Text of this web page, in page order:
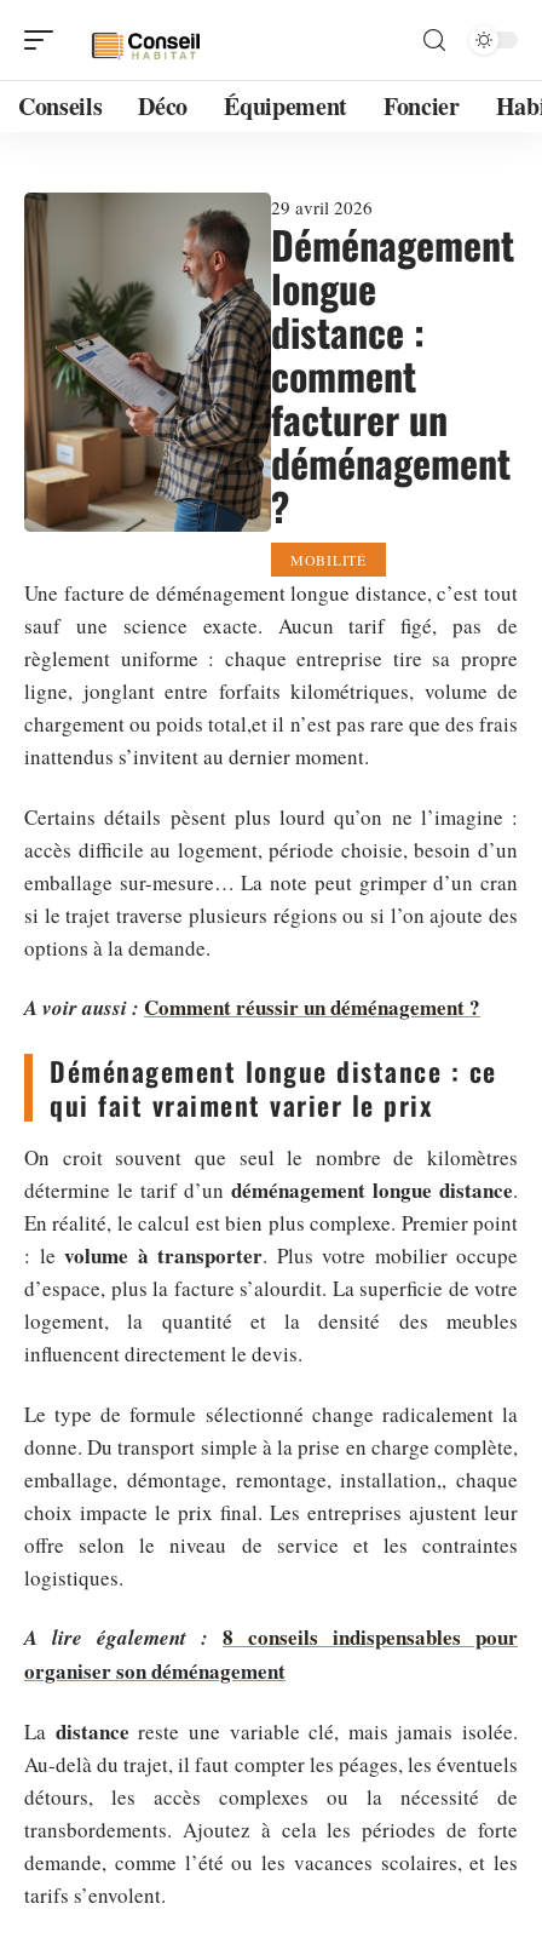
Conseils Déco Équipement Foncier
29 avril 2026
Déménagement
longue
distance :
comment
facturer un
déménagement
?
MOBILITÉ
Une facture de déménagement longue distance, c’est tout
sauf une science exacte. Aucun tarif figé, pas de
règlement uniforme : chaque entreprise tire sa propre
ligne, jonglant entre forfaits kilométriques, volume de
chargement ou poids total,et il n’est pas rare que des frais
inattendus s’invitent au dernier moment.
Certains détails pèsent plus lourd qu’on ne l’imagine :
accès difficile au logement, période choisie, besoin d’un
emballage sur-mesure… La note peut grimper d’un cran
si le trajet traverse plusieurs régions ou si l’on ajoute des
options à la demande.
A voir aussi : Comment réussir un déménagement ?
Déménagement longue distance : ce
qui fait vraiment varier le prix
On croit souvent que seul le nombre de kilomètres
détermine le tarif d’un déménagement longue distance.
En réalité, le calcul est bien plus complexe. Premier point
: le volume à transporter. Plus votre mobilier occupe
d’espace, plus la facture s’alourdit. La superficie de votre
logement, la quantité et la densité des meubles
influencent directement le devis.
Le type de formule sélectionné change radicalement la
donne. Du transport simple à la prise en charge complète,
emballage, démontage, remontage, installation,, chaque
choix impacte le prix final. Les entreprises ajustent leur
offre selon le niveau de service et les contraintes
logistiques.
A lire également : 8 conseils indispensables pour
organiser son déménagement
La distance reste une variable clé, mais jamais isolée.
Au-delà du trajet, il faut compter les péages, les éventuels
détours, les accès complexes ou la nécessité de
transbordements. Ajoutez à cela les périodes de forte
demande, comme l’été ou les vacances scolaires, et les
tarifs s’envolent.